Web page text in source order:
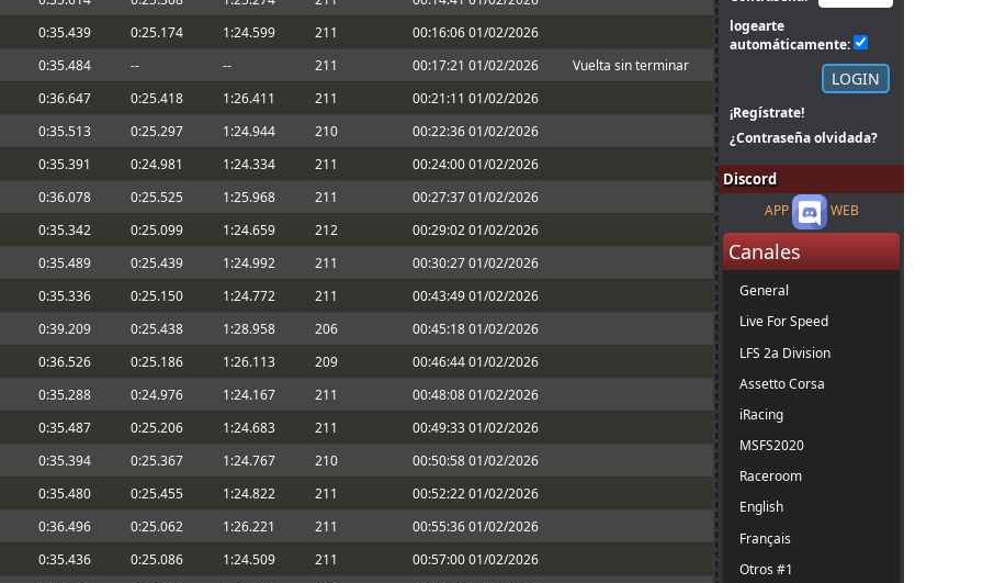
information. You can lower the brake
power check disabling. According to
of the adjustments allowed
en Iracing.
aquí:Enlace
no puedo correr hoy
alguna actualización me fastidió la
la carrera era 20:15 hora canaria
me viene un poco mal. Nos vemos
que me dio el mono de
Yo de momento he adaptado un poco
setup para rodar un poco e
quiero comprarme uno de verdad :-
0:35.439 0:25.174 1:24.599 211
00:16:06 01/02/2026
0:35.484 -- -- 211 00:17:21 01/02/2026
Vuelta sin terminar
0:36.647 0:25.418 1:26.411 211
00:21:11 01/02/2026
0:35.513 0:25.297 1:24.944 210
00:22:36 01/02/2026
0:35.391 0:24.981 1:24.334 211
00:24:00 01/02/2026
0:36.078 0:25.525 1:25.968 211
00:27:37 01/02/2026
0:35.342 0:25.099 1:24.659 212
00:29:02 01/02/2026
0:35.489 0:25.439 1:24.992 211
00:30:27 01/02/2026
0:35.336 0:25.150 1:24.772 211
00:43:49 01/02/2026
0:39.209 0:25.438 1:28.958 206
00:45:18 01/02/2026
0:36.526 0:25.186 1:26.113 209
00:46:44 01/02/2026
0:35.288 0:24.976 1:24.167 211
00:48:08 01/02/2026
0:35.487 0:25.206 1:24.683 211
00:49:33 01/02/2026
0:35.394 0:25.367 1:24.767 210
00:50:58 01/02/2026
0:35.480 0:25.455 1:24.822 211
00:52:22 01/02/2026
0:36.496 0:25.062 1:26.221 211
00:55:36 01/02/2026
0:35.436 0:25.086 1:24.509 211
00:57:00 01/02/2026
logearte
automáticamente:
¡Regístrate!
¿Contraseña olvidada?
Discord
APP WEB
Canales
General
Live For Speed
LFS 2a Division
Assetto Corsa
iRacing
MSFS2020
Raceroom
English
Français
Otros #1